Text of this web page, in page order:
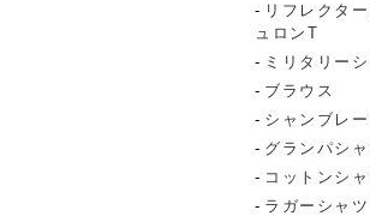
リフレクタ
ュロンT
ミリタリー
ブラウス
シャンブレ
グランパシャ
コットンシャ
ラガーシャツ